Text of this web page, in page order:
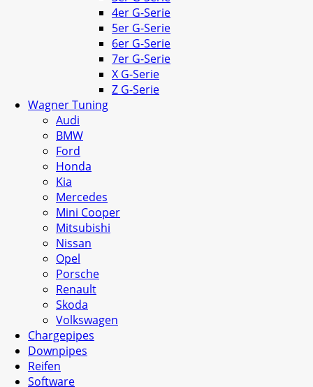
4er G-Serie
5er G-Serie
6er G-Serie
7er G-Serie
X G-Serie
Z G-Serie
Wagner Tuning
Audi
BMW
Ford
Honda
Kia
Mercedes
Mini Cooper
Mitsubishi
Nissan
Opel
Porsche
Renault
Skoda
Volkswagen
Chargepipes
Downpipes
Reifen
Software